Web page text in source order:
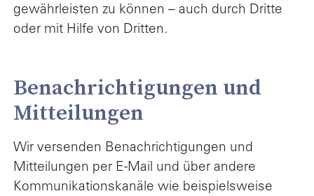
gewährleisten zu können – auch durch Dritte
oder mit Hilfe von Dritten.
Benachrichtigungen und
Mitteilungen
Wir versenden Benachrichtigungen und
Mitteilungen per E-Mail und über andere
Kommunikationskanäle wie beispielsweise